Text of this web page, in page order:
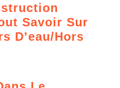
Savoir Sur
D’eau/hors